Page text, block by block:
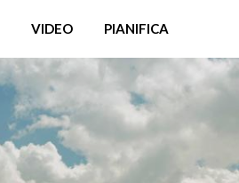
VIDEO PIANIFICA